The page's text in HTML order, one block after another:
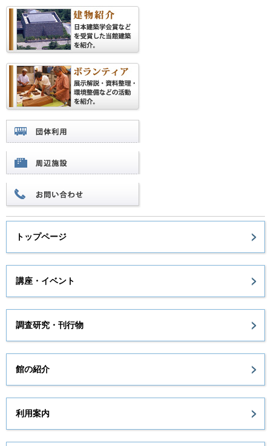
トップページ
講座・イベント
調査研究・刊行物
館の紹介
利用案内